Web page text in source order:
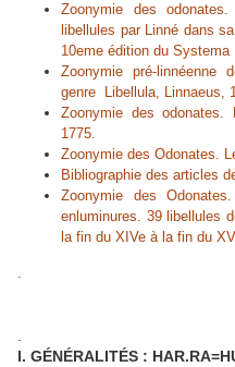
Zoonymie des
libellules par Linné dans
10eme édition du Systema
Zoonymie pré-
genre Libellula, Linnaeus,
Zoonymie des odonates.
1775.
Zoonymie des Odonates.
Bibliographie des articles
Zoonymie des
enluminures. 39 libellules
la fin du XIVe à la fin du
.
I. GÉNÉRALITÉS :